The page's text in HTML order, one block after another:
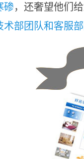
碜，还奢望他们
术部团队和客服